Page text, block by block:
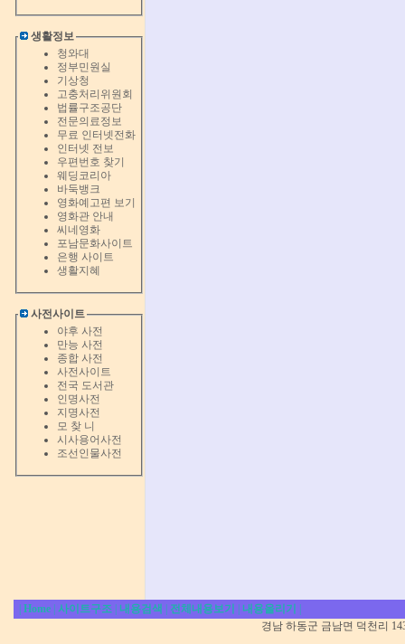
생활정보
청와대
정부민원실
기상청
고충처리위원회
법률구조공단
전문의료정보
무료 인터넷전화
인터넷 전보
우편번호 찾기
웨딩코리아
바둑뱅크
영화예고편 보기
영화관 안내
씨네영화
포남문화사이트
은행 사이트
생활지혜
사전사이트
야후 사전
만능 사전
종합 사전
사전사이트
전국 도서관
인명사전
지명사전
모 찾 니
시사용어사전
조선인물사전
Home 사이트구조 내용검색 전체내용보기 내용올리기
경남 하동군 금남면 덕천리